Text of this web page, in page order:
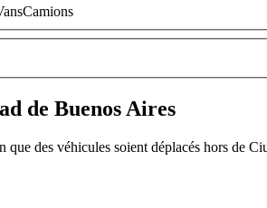
Camions
de Buenos Aires
que des véhicules soient déplacés hors de